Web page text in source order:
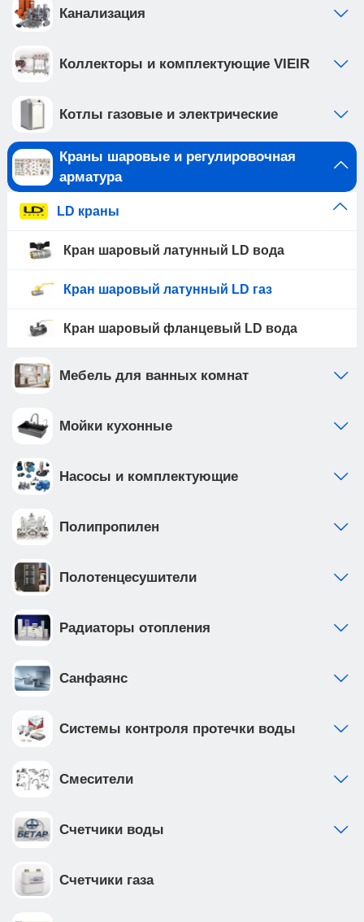
Канализация
Коллекторы и комплектующие VIEIR
Котлы газовые и электрические
Краны шаровые и регулировочная
арматура
LD краны
Кран шаровый латунный LD вода
Кран шаровый латунный LD газ
Кран шаровый фланцевый LD вода
Мебель для ванных комнат
Мойки кухонные
Насосы и комплектующие
Полипропилен
Полотенцесушители
Радиаторы отопления
Санфаянс
Системы контроля протечки воды
Смесители
Счетчики воды
Счетчики газа